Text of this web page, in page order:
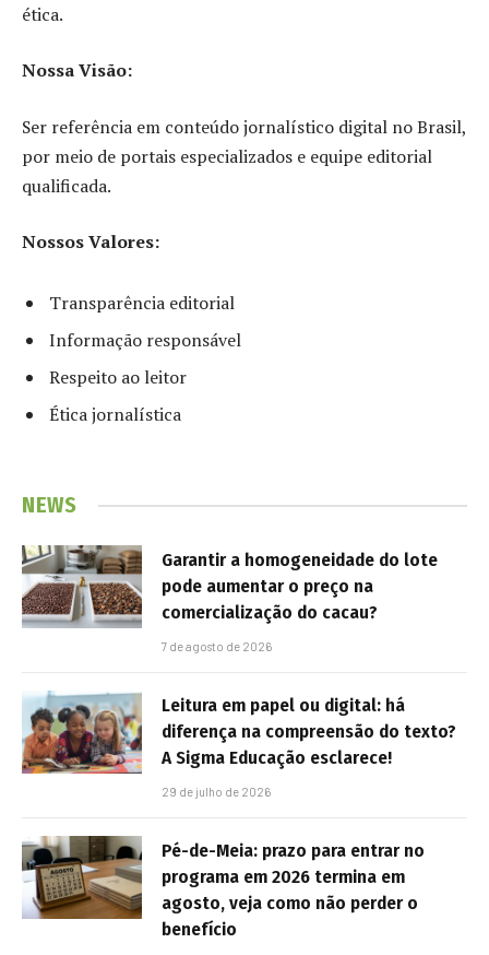
ética.
Nossa Visão:
Ser referência em conteúdo jornalístico digital no Brasil,
por meio de portais especializados e equipe editorial
qualificada.
Nossos Valores:
Transparência editorial
Informação responsável
Respeito ao leitor
Ética jornalística
NEWS
Garantir a homogeneidade do lote
pode aumentar o preço na
comercialização do cacau?
7 de agosto de 2026
Leitura em papel ou digital: há
diferença na compreensão do texto?
A Sigma Educação esclarece!
29 de julho de 2026
Pé-de-Meia: prazo para entrar no
programa em 2026 termina em
agosto, veja como não perder o
benefício